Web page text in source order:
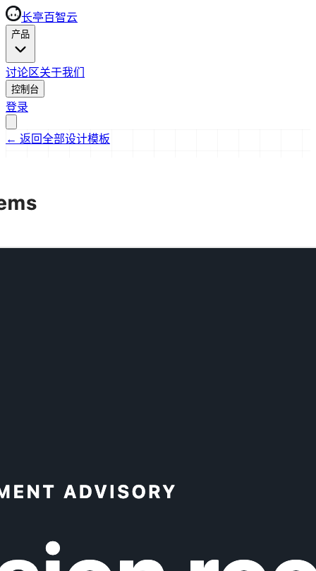
长亭百智云
产品
讨论区关于我们
控制台
登录
← 返回全部设计模板